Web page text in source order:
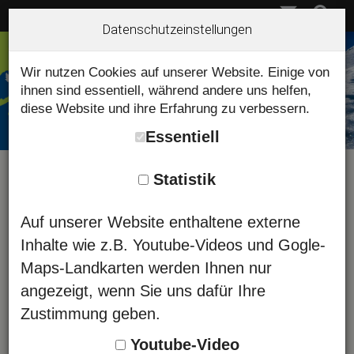
Hindelanger Bergführerbüro -
Tour buchen - Bergschule
Sie können sich hier gleich online
anmelden. Ergänzen Sie einfach unten
stehendes Formular mit Ihren persönlichen
Datenschutzeinstellungen
Wir nutzen Cookies auf unserer Website. Einige von
ihnen sind essentiell, während andere uns helfen,
diese Website und ihre Erfahrung zu verbessern.
Essentiell
Statistik
Auf unserer Website enthaltene externe
Inhalte wie z.B. Youtube-Videos und Gogle-
Maps-Landkarten werden Ihnen nur
angezeigt, wenn Sie uns dafür Ihre
Zustimmung geben.
Youtube-Video